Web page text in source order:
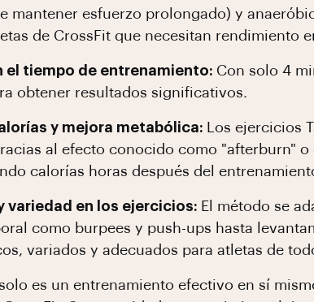
mantener esfuerzo prolongado) y
de CrossFit que necesitan rendimiento
el tiempo de entrenamiento: Con solo 4
obtener resultados significativos.
y mejora metabólica:
Los ejercicios
al efecto conocido como "afterburn"
calorías horas después del
variedad en los ejercicios: El método se
como burpees y push-ups hasta
variados y adecuados para atletas de
solo es un entrenamiento efectivo en sí